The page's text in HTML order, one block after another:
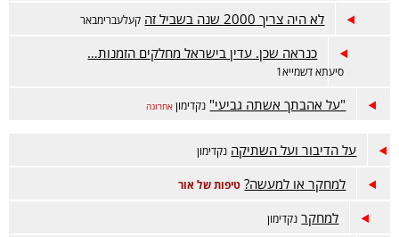
לא היה צריך 2000 שנה בשביל זה קעלעברימבאר
כנראה שכן. עדין בישראל מחלקים הזמנות…
סיעתא דשמייא1
"על אהבתך אשתה גביעי" נקדימון אחרונה
על הדיבור ועל השתיקה נקדימון
למחקר או למעשה? טיפות של אור
למחקר נקדימון